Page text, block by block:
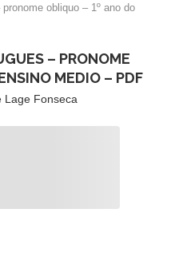
obliquo – 1º ano do
– PRONOME
MEDIO – PDF
Lage Fonseca